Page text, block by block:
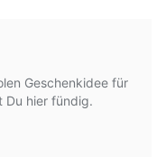
Geschenkidee für
Du hier fündig.